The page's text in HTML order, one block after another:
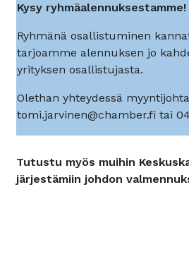
Kysy ryhmäalennuksestamme!
Ryhmänä osallistuminen
tarjoamme alennuksen jo
yrityksen osallistujasta.
Olethan yhteydessä
tomi.jarvinen@chamber.fi tai
Tutustu myös muihin
järjestämiin johdon